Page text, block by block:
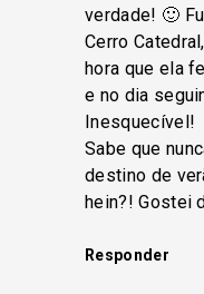
verdade! 🙂
Cerro
hora que ela
e no dia
Inesquecível!
Sabe que
destino de
hein?! Gostei
Responder